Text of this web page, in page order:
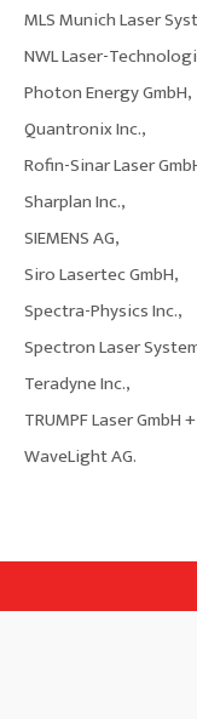
MLS Munich Laser
NWL Laser-
Photon Energy GmbH,
Quantronix Inc.,
Rofin-Sinar Laser
Sharplan Inc.,
SIEMENS AG,
Siro Lasertec GmbH,
Spectra-Physics Inc.,
Spectron Laser
Teradyne Inc.,
TRUMPF Laser GmbH
WaveLight AG.